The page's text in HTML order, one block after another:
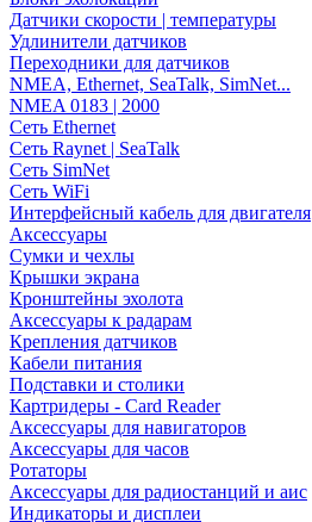
Датчики скорости | температуры
Удлинители датчиков
Переходники для датчиков
NMEA, Ethernet, SeaTalk, SimNet...
NMEA 0183 | 2000
Сеть Ethernet
Сеть Raynet | SeaTalk
Сеть SimNet
Сеть WiFi
Интерфейсный кабель для двигателя
Аксессуары
Сумки и чехлы
Крышки экрана
Кронштейны эхолота
Аксессуары к радарам
Крепления датчиков
Кабели питания
Подставки и столики
Картридеры - Card Reader
Аксессуары для навигаторов
Аксессуары для часов
Ротаторы
Аксессуары для радиостанций и аис
Индикаторы и дисплеи